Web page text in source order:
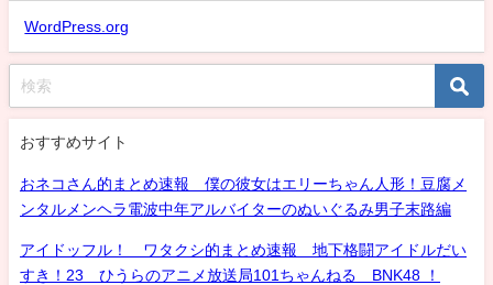
WordPress.org
おすすめサイト
おネコさん的まとめ速報 僕の彼女はエリーちゃん人形！豆腐メ
ンタルメンヘラ電波中年アルバイターのぬいぐるみ男子末路編
アイドッフル！ ワタクシ的まとめ速報 地下格闘アイドルだい
すき！23 ひうらのアニメ放送局101ちゃんねる BNK48 ！